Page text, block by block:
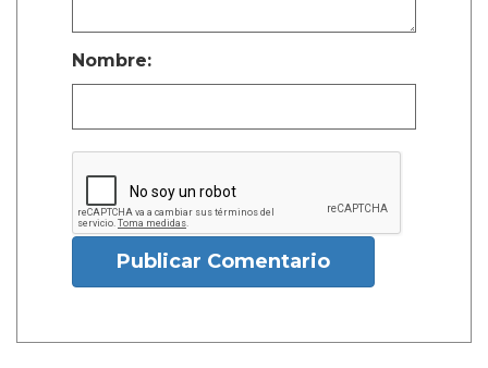
Nombre:
Publicar Comentario